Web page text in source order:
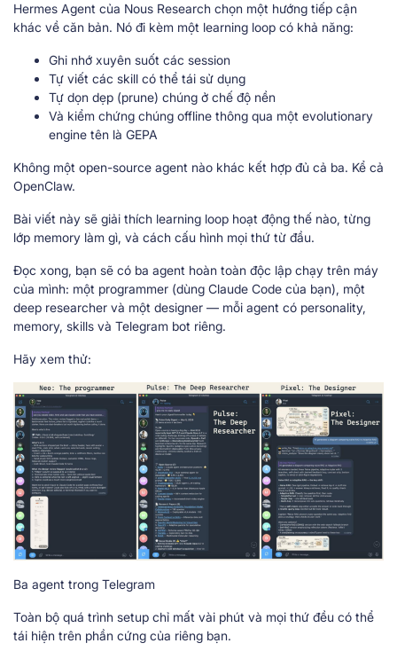
Hermes Agent của Nous Research chọn một hướng tiếp cận
khác về căn bản. Nó đi kèm một learning loop có khả năng:
Ghi nhớ xuyên suốt các session
Tự viết các skill có thể tái sử dụng
Tự dọn dẹp (prune) chúng ở chế độ nền
Và kiểm chứng chúng offline thông qua một evolutionary
engine tên là GEPA
Không một open-source agent nào khác kết hợp đủ cả ba. Kể cả
OpenClaw.
Bài viết này sẽ giải thích learning loop hoạt động thế nào, từng
lớp memory làm gì, và cách cấu hình mọi thứ từ đầu.
Đọc xong, bạn sẽ có ba agent hoàn toàn độc lập chạy trên máy
của mình: một programmer (dùng Claude Code của bạn), một
deep researcher và một designer — mỗi agent có personality,
memory, skills và Telegram bot riêng.
Hãy xem thử:
Ba agent trong Telegram
Toàn bộ quá trình setup chỉ mất vài phút và mọi thứ đều có thể
tái hiện trên phần cứng của riêng bạn.